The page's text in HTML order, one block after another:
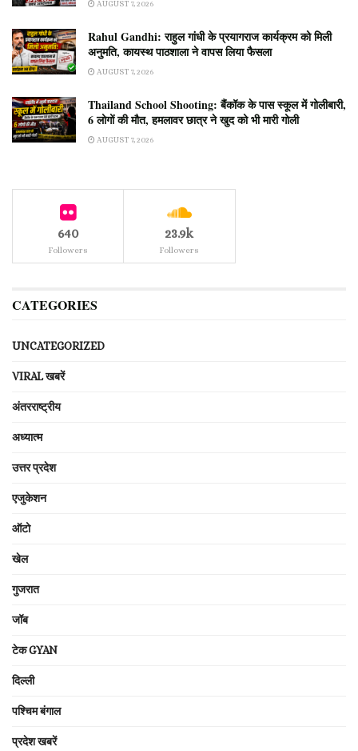
AUGUST 7, 2026
Rahul Gandhi: राहुल गांधी के प्रयागराज कार्यक्रम को मिली
अनुमति, कायस्थ पाठशाला ने वापस लिया फैसला
AUGUST 7, 2026
Thailand School Shooting: बैंकॉक के पास स्कूल में गोलीबारी,
6 लोगों की मौत, हमलावर छात्र ने खुद को भी मारी गोली
AUGUST 7, 2026
640
Followers
23.9k
Followers
CATEGORIES
UNCATEGORIZED
VIRAL खबरें
अंतरराष्ट्रीय
अध्यात्म
उत्तर प्रदेश
एजुकेशन
ऑटो
खेल
गुजरात
जॉब
टेक GYAN
दिल्ली
पश्चिम बंगाल
प्रदेश खबरें